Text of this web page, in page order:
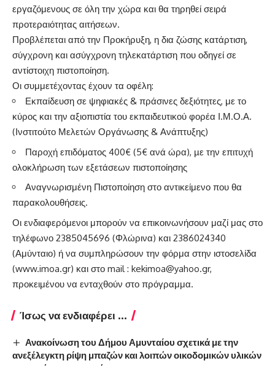
εργαζόμενους σε όλη την χώρα και θα τηρηθεί σειρά
προτεραιότητας αιτήσεων.
Προβλέπεται από την Προκήρυξη, η δια ζώσης κατάρτιση,
σύγχρονη και ασύγχρονη τηλεκατάρτιση που οδηγεί σε
αντίστοιχη πιστοποίηση.
Οι συμμετέχοντας έχουν τα οφέλη:
Εκπαίδευση σε ψηφιακές & πράσινες δεξιότητες, με το
κύρος και την αξιοπιστία του εκπαιδευτικού φορέα Ι.Μ.Ο.Α.
(Ινστιτούτο Μελετών Οργάνωσης & Ανάπτυξης)
Παροχή επιδόματος 400€ (5€ ανά ώρα), µε την επιτυχή
ολοκλήρωση των εξετάσεων πιστοποίησης
Αναγνωρισμένη Πιστοποίηση στο αντικείμενο που θα
παρακολουθήσεις.
Οι ενδιαφερόμενοι μπορούν να επικοινωνήσουν μαζί μας στο
τηλέφωνο 2385045696 (Φλώρινα) και 2386024340
(Αμύνταιο) ή να συμπληρώσουν την φόρμα στην ιστοσελίδα
(www.imoa.gr) και στο mail : kekimoa@yahoo.gr,
προκειμένου να ενταχθούν στο πρόγραμμα.
Ίσως να ενδιαφέρει ...
Ανακοίνωση του Δήμου Αμυνταίου σχετικά με την
ανεξέλεγκτη ρίψη μπαζών και λοιπών οικοδομικών υλικών